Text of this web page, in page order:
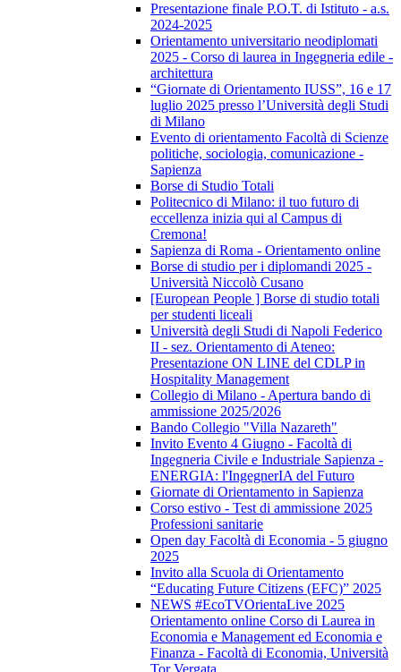
Presentazione finale P.O.T. di Istituto - a.s.
2024-2025
Orientamento universitario neodiplomati
2025 - Corso di laurea in Ingegneria edile -
architettura
“Giornate di Orientamento IUSS”, 16 e 17
luglio 2025 presso l’Università degli Studi
di Milano
Evento di orientamento Facoltà di Scienze
politiche, sociologia, comunicazione -
Sapienza
Borse di Studio Totali
Politecnico di Milano: il tuo futuro di
eccellenza inizia qui al Campus di
Cremona!
Sapienza di Roma - Orientamento online
Borse di studio per i diplomandi 2025 -
Università Niccolò Cusano
[European People ] Borse di studio totali
per studenti liceali
Università degli Studi di Napoli Federico
II - sez. Orientamento di Ateneo:
Presentazione ON LINE del CDLP in
Hospitality Management
Collegio di Milano - Apertura bando di
ammissione 2025/2026
Bando Collegio "Villa Nazareth"
Invito Evento 4 Giugno - Facoltà di
Ingegneria Civile e Industriale Sapienza -
ENERGIA: l'IngegnerIA del Futuro
Giornate di Orientamento in Sapienza
Corso estivo - Test di ammissione 2025
Professioni sanitarie
Open day Facoltà di Economia - 5 giugno
2025
Invito alla Scuola di Orientamento
“Educating Future Citizens (EFC)” 2025
NEWS #EcoTVOrientaLive 2025
Orientamento online Corso di Laurea in
Economia e Management ed Economia e
Finanza - Facoltà di Economia, Università